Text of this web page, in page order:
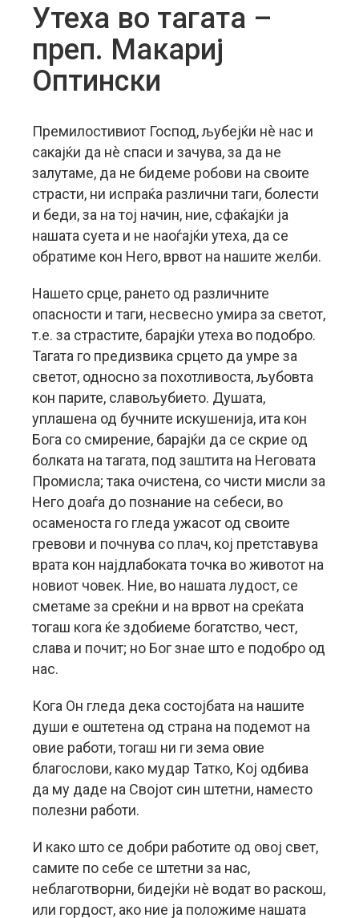
Утеха во тагата –
преп. Макариј
Оптински
Премилостивиот Господ, љубејќи нè нас и
сакајќи да нè спаси и зачува, за да не
залутаме, да не бидеме робови на своите
страсти, ни испраќа различни таги, болести
и беди, за на тој начин, ние, сфаќајќи ја
нашата суета и не наоѓајќи утеха, да се
обратиме кон Него, врвот на нашите желби.
Нашето срце, рането од различните
опасности и таги, несвесно умира за светот,
т.е. за страстите, барајќи утеха во подобро.
Тагата го предизвика срцето да умре за
светот, односно за похотливоста, љубовта
кон парите, славољубието. Душата,
уплашена од бучните искушенија, ита кон
Бога со смирение, барајќи да се скрие од
болката на тагата, под заштита на Неговата
Промисла; така очистена, со чисти мисли за
Него доаѓа до познание на себеси, во
осаменоста го гледа ужасот од своите
гревови и почнува со плач, кој претставува
врата кон најдлабоката точка во животот на
новиот човек. Ние, во нашата лудост, се
сметаме за среќни и на врвот на среќата
тогаш кога ќе здобиеме богатство, чест,
слава и почит; но Бог знае што е подобро од
нас.
Кога Он гледа дека состојбата на нашите
души е оштетена од страна на подемот на
овие работи, тогаш ни ги зема овие
благослови, како мудар Татко, Кој одбива
да му даде на Својот син штетни, наместо
полезни работи.
И како што се добри работите од овој свет,
самите по себе се штетни за нас,
неблаготворни, бидејќи нè водат во раскош,
или гордост, ако ние ја положиме нашата